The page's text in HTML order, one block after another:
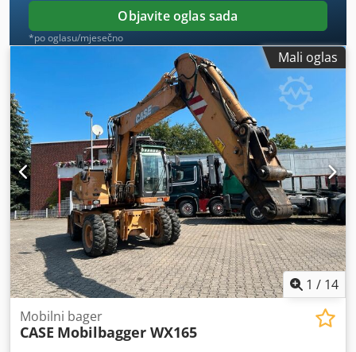
Objavite oglas sada
*po oglasu/mjesečno
Mali oglas
1 / 14
Mobilni bager
CASE Mobilbagger WX165